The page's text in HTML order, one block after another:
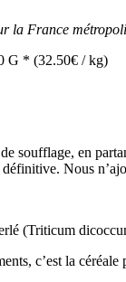
la France
G * (32.50€ / kg)
soufflage, en
Nous
(Triticum
c’est la